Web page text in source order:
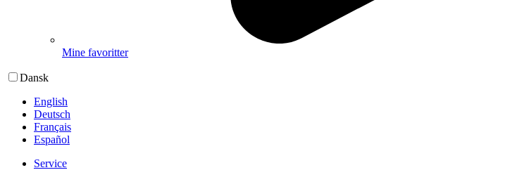
Mine favoritter
Dansk
English
Deutsch
Français
Español
Service